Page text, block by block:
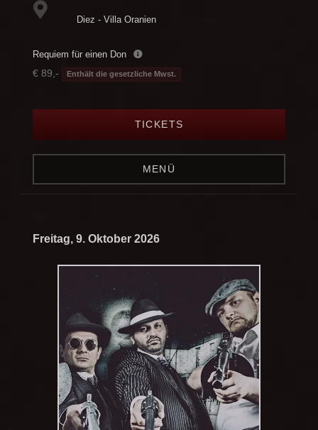
Diez - Villa Oranien
Requiem für einen Don
€ 89,- Enthält die gesetzliche Mwst.
TICKETS
MENÜ
Freitag, 9. Oktober 2026